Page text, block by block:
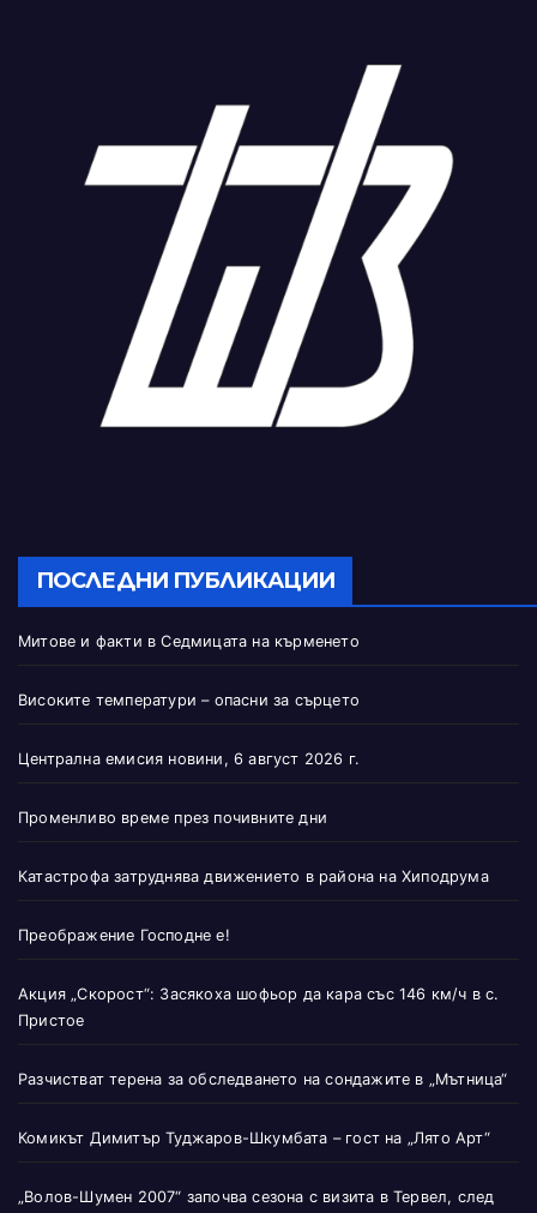
ПОСЛЕДНИ ПУБЛИКАЦИИ
Митове и факти в Седмицата на кърменето
Високите температури – опасни за сърцето
Централна емисия новини, 6 август 2026 г.
Променливо време през почивните дни
Катастрофа затруднява движението в района на Хиподрума
Преображение Господне е!
Акция „Скорост“: Засякоха шофьор да кара със 146 км/ч в с.
Пристое
Разчистват терена за обследването на сондажите в „Мътница“
Комикът Димитър Туджаров-Шкумбата – гост на „Лято Арт“
„Волов-Шумен 2007“ започва сезона с визита в Тервел, след